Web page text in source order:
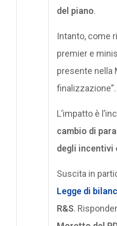
del piano.
Intanto, come
premier e
presente nella
finalizzazione”.
L’impatto è
cambio di
degli incentivi
Suscita in
Legge di
R&S.